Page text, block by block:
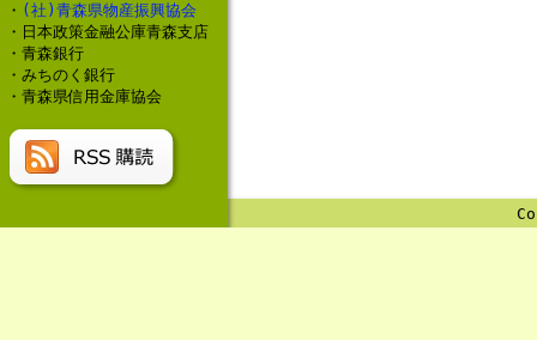
・ (社)青森県物産振興協会
・日本政策金融公庫青森支店
・青森銀行
・みちのく銀行
・青森県信用金庫協会